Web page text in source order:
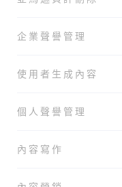
企業聲譽管理
使用者生成內容
個人聲譽管理
內容寫作